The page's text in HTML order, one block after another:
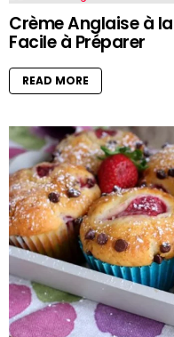
Crème Anglaise à
Facile à Préparer
READ MORE